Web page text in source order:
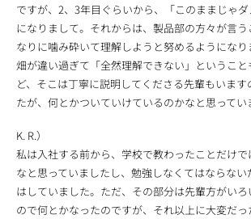
ですが、2、3年目ぐらいから、「このままじゃ
になりまして。それからは、製品部の方々が言
なりに噛み砕いて理解しようと努めるようになり
畑が違い過ぎて「全然理解できない」というこ
ど、そこは丁寧に説明してくださる先輩もいま
たが、何とかついていけているのかなと思ってい
K. R.）
私は入社する前から、学校で教わったことだけで
なと思っていましたし、勉強しなくてはならない
はしていました。ただ、その部分は先輩方がいろ
ので何とかなったのですが、それ以上に大変だっ